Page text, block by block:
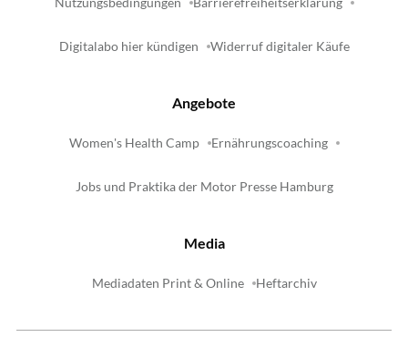
Digitalabo hier kündigen Widerruf digitaler Käufe
Angebote
Women's Health Camp Ernährungscoaching
Jobs und Praktika der Motor Presse Hamburg
Media
Mediadaten Print & Online Heftarchiv